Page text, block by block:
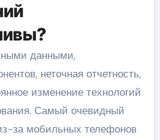
данными,
неточная отчетность,
изменение технологий
Самый очевидный
за мобильных телефонов